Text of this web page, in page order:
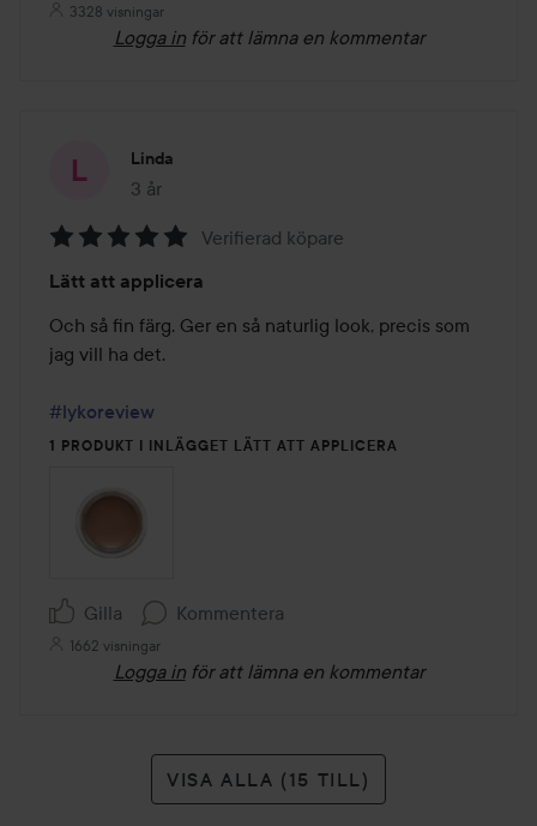
3328 visningar
Logga in för att lämna en kommentar
Linda
3 år
Inlägget skapades 3 år
5
av
5
Verifierad köpare
Lätt att applicera
Och så fin färg. Ger en så naturlig look, precis som
jag vill ha det.
#lykoreview
1 PRODUKT I INLÄGGET LÄTT ATT APPLICERA
Gilla Kommentera
1662 visningar
Logga in för att lämna en kommentar
VISA ALLA (15 TILL)